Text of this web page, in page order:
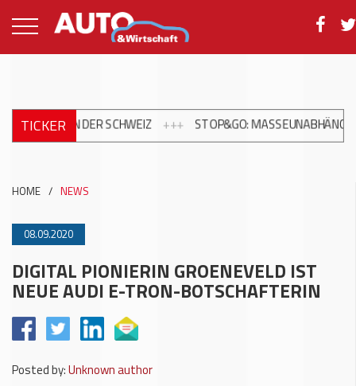
TICKER
IN DER SCHWEIZ +++ STOP&GO: MASSEUNABHÄNGIGER
HOME / NEWS
08.09.2020
DIGITAL PIONIERIN GROENEVELD IST
NEUE AUDI E-TRON-BOTSCHAFTERIN
Posted by:Unknown author